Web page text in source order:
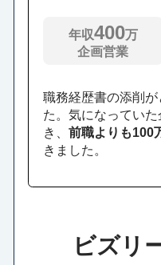
年収400万
企画営業
職務経歴書の添削
た。気になってい
き、 前職よりも100
きました。
ビズリ